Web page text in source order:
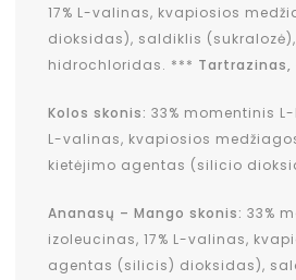
17% L-valinas, kvapiosios
dioksidas), saldiklis
hidrochloridas. ***
Kolos skonis: 33% momentinis
L-valinas, kvapiosios
kietėjimo agentas (silicio
Ananasų – Mango skonis: 33%
izoleucinas, 17% L-valinas,
agentas (silicis) dioksidas),